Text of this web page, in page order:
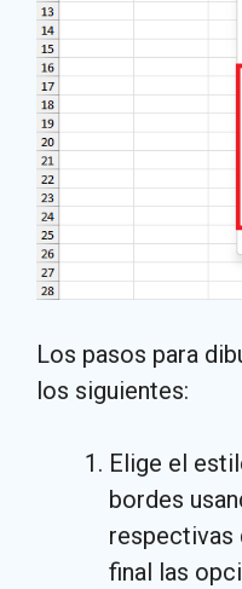
Los pasos para
los siguientes:
Elige el
bordes
respectivas
final las